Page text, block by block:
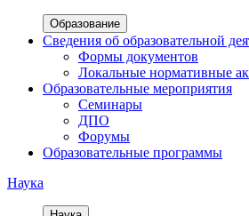
Образование
Сведения об образовательной
Формы документов
Локальные нормативные
Образовательные мероприятия
Семинары
ДПО
Форумы
Образовательные программы
Наука